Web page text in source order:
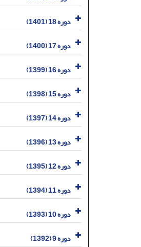
دوره 18 (1401)
دوره 17 (1400)
دوره 16 (1399)
دوره 15 (1398)
دوره 14 (1397)
دوره 13 (1396)
دوره 12 (1395)
دوره 11 (1394)
دوره 10 (1393)
دوره 9 (1392)